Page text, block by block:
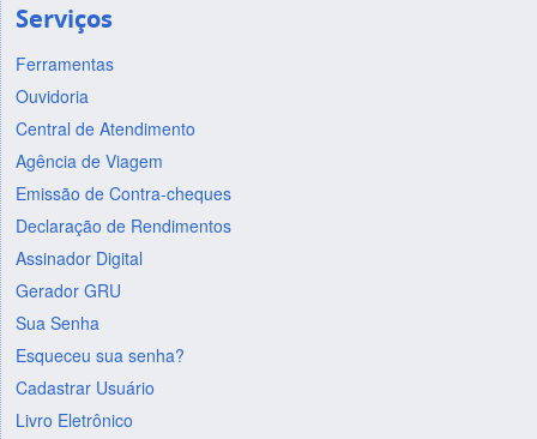
Serviços
Ferramentas
Ouvidoria
Central de Atendimento
Agência de Viagem
Emissão de Contra-cheques
Declaração de Rendimentos
Assinador Digital
Gerador GRU
Sua Senha
Esqueceu sua senha?
Cadastrar Usuário
Livro Eletrônico